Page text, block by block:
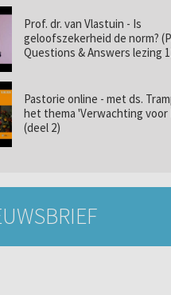
Prof. dr. van Vlastuin - Is
geloofszekerheid de norm?
Questions & Answers lezing
Pastorie online - met ds.
het thema 'Verwachting voor
(deel 2)